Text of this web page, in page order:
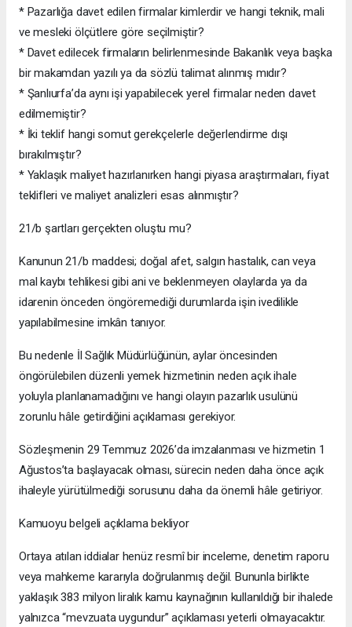
* Pazarlığa davet edilen firmalar kimlerdir ve hangi teknik, mali
ve mesleki ölçütlere göre seçilmiştir?
* Davet edilecek firmaların belirlenmesinde Bakanlık veya başka
bir makamdan yazılı ya da sözlü talimat alınmış mıdır?
* Şanlıurfa’da aynı işi yapabilecek yerel firmalar neden davet
edilmemiştir?
* İki teklif hangi somut gerekçelerle değerlendirme dışı
bırakılmıştır?
* Yaklaşık maliyet hazırlanırken hangi piyasa araştırmaları, fiyat
teklifleri ve maliyet analizleri esas alınmıştır?
21/b şartları gerçekten oluştu mu?
Kanunun 21/b maddesi; doğal afet, salgın hastalık, can veya
mal kaybı tehlikesi gibi ani ve beklenmeyen olaylarda ya da
idarenin önceden öngöremediği durumlarda işin ivedilikle
yapılabilmesine imkân tanıyor.
Bu nedenle İl Sağlık Müdürlüğünün, aylar öncesinden
öngörülebilen düzenli yemek hizmetinin neden açık ihale
yoluyla planlanamadığını ve hangi olayın pazarlık usulünü
zorunlu hâle getirdiğini açıklaması gerekiyor.
Sözleşmenin 29 Temmuz 2026’da imzalanması ve hizmetin 1
Ağustos’ta başlayacak olması, sürecin neden daha önce açık
ihaleyle yürütülmediği sorusunu daha da önemli hâle getiriyor.
Kamuoyu belgeli açıklama bekliyor
Ortaya atılan iddialar henüz resmî bir inceleme, denetim raporu
veya mahkeme kararıyla doğrulanmış değil. Bununla birlikte
yaklaşık 383 milyon liralık kamu kaynağının kullanıldığı bir ihalede
yalnızca “mevzuata uygundur” açıklaması yeterli olmayacaktır.